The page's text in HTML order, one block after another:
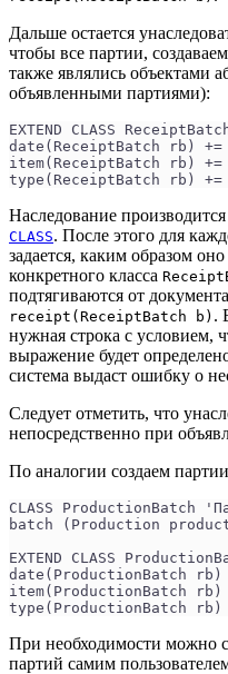
Дальше остается
чтобы все партии,
также являлись объектами
объявленными партиями):
EXTEND CLASS
date(ReceiptBatch rb)
item(ReceiptBatch rb)
type(ReceiptBatch rb)
Наследование
CLASS. После этого для
задается, каким образом
конкретного класса
подтягиваются от
receipt(ReceiptBatch b) .
нужная строка с условием,
выражение будет
система выдаст ошибку о
Следует отметить, что
непосредственно при
По аналогии создаем
CLASS ProductionBatch
batch (Production
EXTEND CLASS
date(ProductionBatch
item(ProductionBatch
type(ProductionBatch
При необходимости можно
партий самим